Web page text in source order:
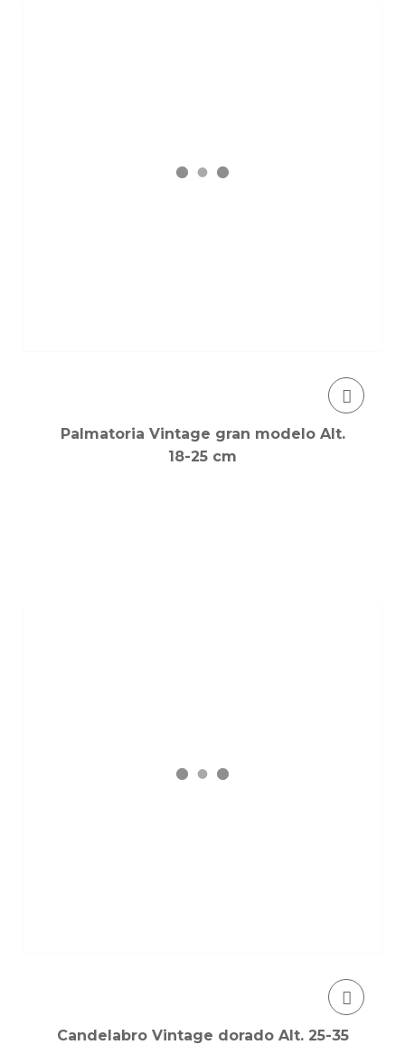
Palmatoria Vintage gran modelo Alt.
18-25 cm
Candelabro Vintage dorado Alt. 25-35